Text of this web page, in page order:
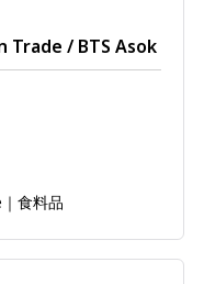
Trade / BTS Asok
食料品